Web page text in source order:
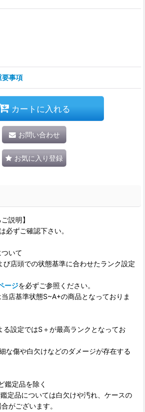
要事項
カートに入れる
お問い合わせ
お気に入り登録
説明】
必ずご確認下さい。
ついて
び店頭での状態基準に合わせたランク設定
ージを必ずご参照ください。
店基準状態S~A+の商品となっておりま
る設定ではS＋が最高ランクとなってお
な傷や白欠けなどのダメージが存在する
鑑定品を除く
定品については白欠けや汚れ、ケースの
がございます。